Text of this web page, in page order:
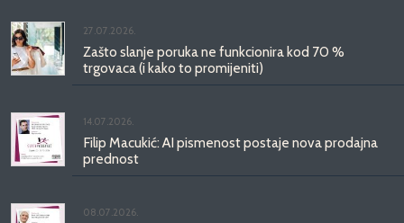
27.07.2026.
Zašto slanje poruka ne funkcionira kod 70 %
trgovaca (i kako to promijeniti)
14.07.2026.
Filip Macukić: AI pismenost postaje nova prodajna
prednost
08.07.2026.